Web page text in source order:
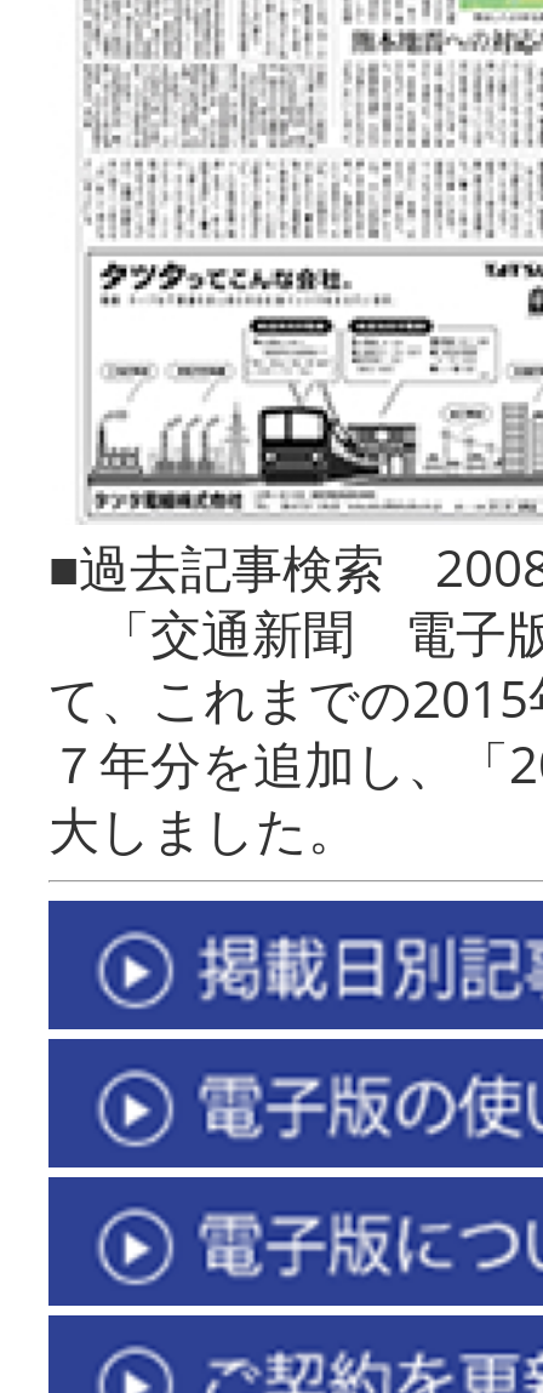
■過去記事検索
「交通新聞 電子
て、これまでの
７年分を追加し、「
大しまし